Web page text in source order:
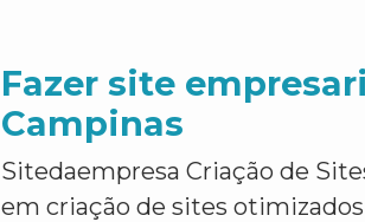
Fazer site
Campinas
Sitedaempresa Criação de
em criação de sites otimizados